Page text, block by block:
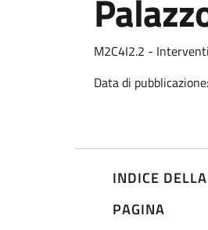
M2C4I2.2 -
Data di
INDICE DELLA
PAGINA